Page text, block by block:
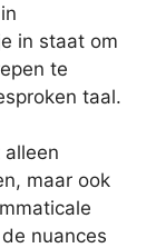
in staat om
te
taal.
maar ook
nuances